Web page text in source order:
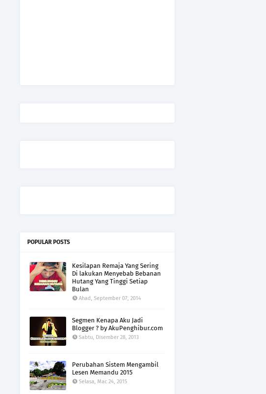
POPULAR POSTS
Kesilapan Remaja Yang Sering
Di lakukan Menyebab Bebanan
Hutang Yang Tinggi Setiap
Bulan
Ahad, September 07, 2014
Segmen Kenapa Aku Jadi
Blogger ? by AkuPenghibur.com
Sabtu, Disember 28, 2013
Perubahan Sistem Mengambil
Lesen Memandu 2015
Selasa, Mac 24, 2015